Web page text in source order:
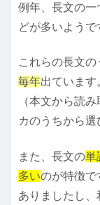
例年、長文の一
どが多いようで
これらの長文の
毎年出ています
（本文から読
カのうちから選
また、長文の単
多いのが特徴で
ありましたし